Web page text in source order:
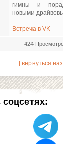
гимны и
новыми
Встреча в VK
424
[ вернуться